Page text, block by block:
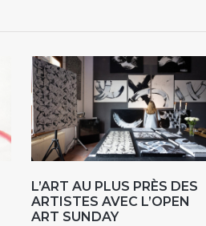
L’ART AU PLUS PRÈS DES
ARTISTES AVEC L’OPEN
ART SUNDAY